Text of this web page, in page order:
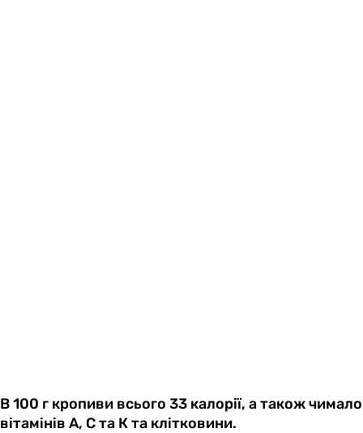
В 100 г кропиви всього 33 калорії, а також чимало
вітамінів А, С та К та клітковини.